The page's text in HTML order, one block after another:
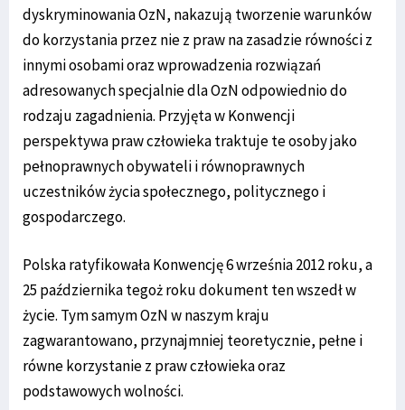
dyskryminowania OzN, nakazują tworzenie warunków
do korzystania przez nie z praw na zasadzie równości z
innymi osobami oraz wprowadzenia rozwiązań
adresowanych specjalnie dla OzN odpowiednio do
rodzaju zagadnienia. Przyjęta w Konwencji
perspektywa praw człowieka traktuje te osoby jako
pełnoprawnych obywateli i równoprawnych
uczestników życia społecznego, politycznego i
gospodarczego.
Polska ratyfikowała Konwencję 6 września 2012 roku, a
25 października tegoż roku dokument ten wszedł w
życie. Tym samym OzN w naszym kraju
zagwarantowano, przynajmniej teoretycznie, pełne i
równe korzystanie z praw człowieka oraz
podstawowych wolności.